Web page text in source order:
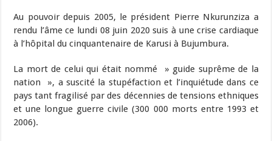
Au pouvoir depuis 2005, le président Pierre Nkurunziza a
rendu l’âme ce lundi 08 juin 2020 suis à une crise cardiaque
à l’hôpital du cinquantenaire de Karusi à Bujumbura.
La mort de celui qui était nommé » guide suprême de la
nation », a suscité la stupéfaction et l’inquiétude dans ce
pays tant fragilisé par des décennies de tensions ethniques
et une longue guerre civile (300 000 morts entre 1993 et
2006).